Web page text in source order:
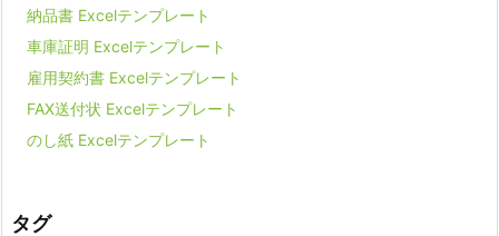
納品書 Excelテンプレート
車庫証明 Excelテンプレート
雇用契約書 Excelテンプレート
FAX送付状 Excelテンプレート
のし紙 Excelテンプレート
タグ